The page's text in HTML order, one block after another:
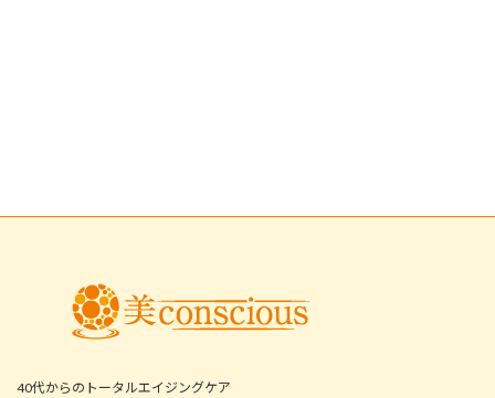
40代からのトータルエイジングケア